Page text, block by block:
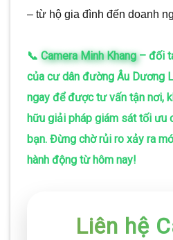
– từ hộ gia đình đến doanh
📞 Camera Minh Khang– đối
của cư dân đường Âu Dương
ngay để được tư vấn tận nơi,
hữu giải pháp giám sát tối ưu
bạn. Đừng chờ rủi ro xảy ra
hành động từ hôm nay!
Liên hệ